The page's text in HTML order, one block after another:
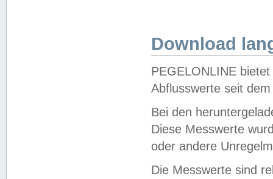
Download
PEGELONLINE
Abflusswerte seit
Bei den
Diese Messwerte
oder andere
Die Messwerte sind